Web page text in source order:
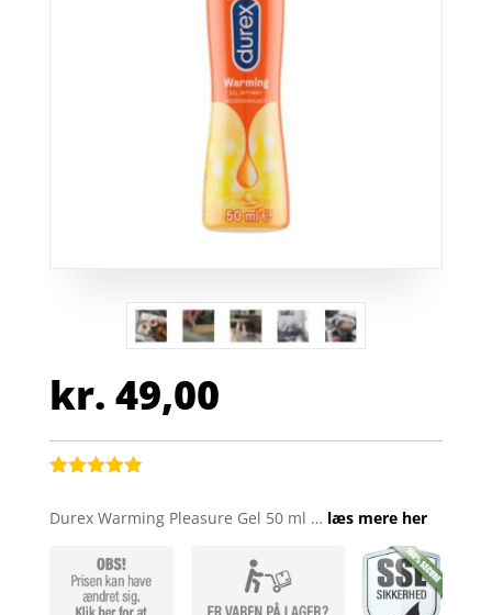
kr. 49,00
ud af 5
kundebedøm
melser
Durex Warming Pleasure Gel 50 ml … læs mere her